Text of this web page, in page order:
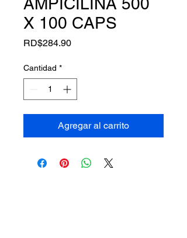
X 100 CAPS
RD$284.90Precio
Cantidad *
Agregar al carrito